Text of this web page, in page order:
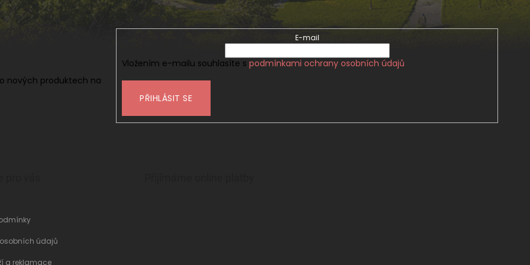
nových produktech na
E-mail
Vložením e-mailu souhlasíte s podmínkami ochrany osobních údajů
PŘIHLÁSIT SE
údajů
a reklamace